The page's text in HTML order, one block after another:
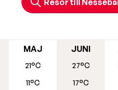
gränder, fina stränder/
runt Mitropolia-ruinen är
närproducerade
Resor till
MAJ
21°C
11°C
JUNI
27°C
17°C